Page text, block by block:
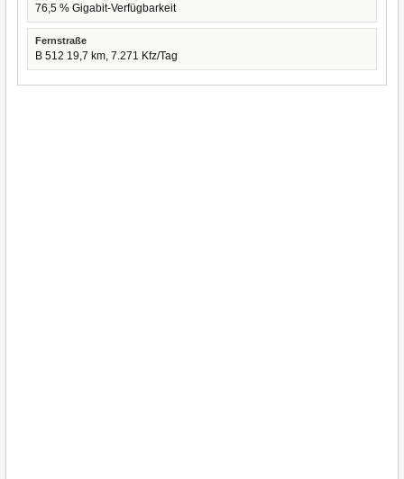
76,5 % Gigabit-Verfügbarkeit
Fernstraße
B 512 19,7 km, 7.271 Kfz/Tag